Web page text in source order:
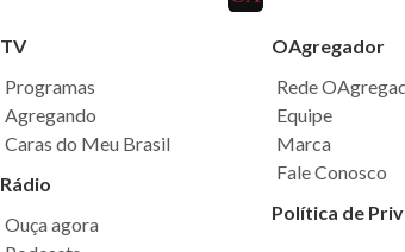
TV
Programas
Agregando
Caras do Meu Brasil
Rádio
Ouça agora
OAgregador
Rede
Equipe
Marca
Fale Conosco
Política de